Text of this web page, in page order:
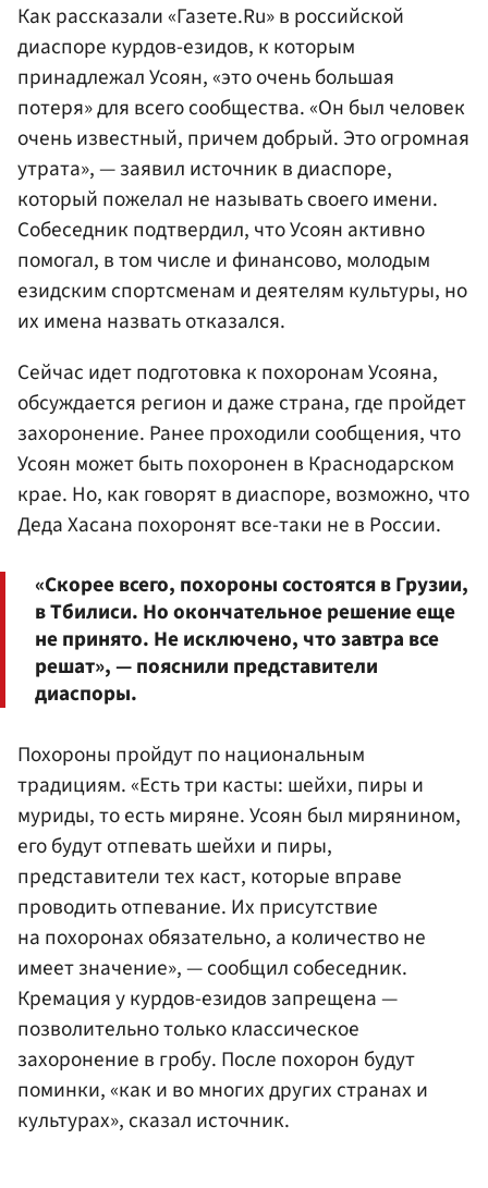
Как рассказали «Газете.Ru» в российской
диаспоре курдов-езидов, к которым
принадлежал Усоян, «это очень большая
потеря» для всего сообщества. «Он был человек
очень известный, причем добрый. Это огромная
утрата», — заявил источник в диаспоре,
который пожелал не называть своего имени.
Собеседник подтвердил, что Усоян активно
помогал, в том числе и финансово, молодым
езидским спортсменам и деятелям культуры, но
их имена назвать отказался.
Сейчас идет подготовка к похоронам Усояна,
обсуждается регион и даже страна, где пройдет
захоронение. Ранее проходили сообщения, что
Усоян может быть похоронен в Краснодарском
крае. Но, как говорят в диаспоре, возможно, что
Деда Хасана похоронят все-таки не в России.
«Скорее всего, похороны состоятся в Грузии,
в Тбилиси. Но окончательное решение еще
не принято. Не исключено, что завтра все
решат», — пояснили представители
диаспоры.
Похороны пройдут по национальным
традициям. «Есть три касты: шейхи, пиры и
муриды, то есть миряне. Усоян был мирянином,
его будут отпевать шейхи и пиры,
представители тех каст, которые вправе
проводить отпевание. Их присутствие
на похоронах обязательно, а количество не
имеет значение», — сообщил собеседник.
Кремация у курдов-езидов запрещена —
позволительно только классическое
захоронение в гробу. После похорон будут
поминки, «как и во многих других странах и
культурах», сказал источник.